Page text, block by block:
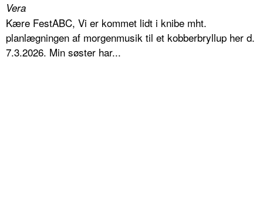
Vera
Kære FestABC, Vi er kommet lidt i knibe mht.
planlægningen af morgenmusik til et kobberbryllup her d.
7.3.2026. Min søster har...